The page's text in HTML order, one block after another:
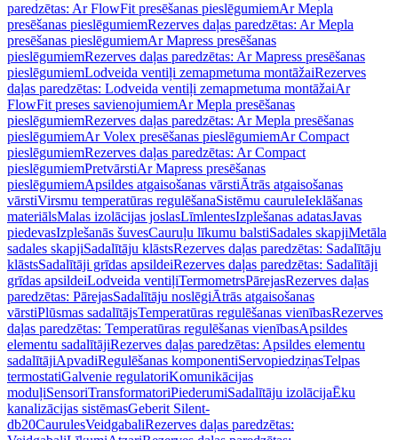
paredzētas: Ar FlowFit presēšanas pieslēgumiemAr Mepla
presēšanas pieslēgumiemRezerves daļas paredzētas: Ar Mepla
presēšanas pieslēgumiemAr Mapress presēšanas
pieslēgumiemRezerves daļas paredzētas: Ar Mapress presēšanas
pieslēgumiemLodveida ventiļi zemapmetuma montāžaiRezerves
daļas paredzētas: Lodveida ventiļi zemapmetuma montāžaiAr
FlowFit preses savienojumiemAr Mepla presēšanas
pieslēgumiemRezerves daļas paredzētas: Ar Mepla presēšanas
pieslēgumiemAr Volex presēšanas pieslēgumiemAr Compact
pieslēgumiemRezerves daļas paredzētas: Ar Compact
pieslēgumiemPretvārstiAr Mapress presēšanas
pieslēgumiemApsildes atgaisošanas vārstiĀtrās atgaisošanas
vārstiVirsmu temperatūras regulēšanaSistēmu cauruleIeklāšanas
materiālsMalas izolācijas joslasLīmlentesIzplešanas adatasJavas
piedevasIzplešanās šuvesCauruļu līkumu balstiSadales skapjiMetāla
sadales skapjiSadalītāju klāstsRezerves daļas paredzētas: Sadalītāju
klāstsSadalītāji grīdas apsildeiRezerves daļas paredzētas: Sadalītāji
grīdas apsildeiLodveida ventiļiTermometrsPārejasRezerves daļas
paredzētas: PārejasSadalītāju noslēgiĀtrās atgaisošanas
vārstiPlūsmas sadalītājsTemperatūras regulēšanas vienībasRezerves
daļas paredzētas: Temperatūras regulēšanas vienībasApsildes
elementu sadalītājiRezerves daļas paredzētas: Apsildes elementu
sadalītājiApvadiRegulēšanas komponentiServopiedziņasTelpas
termostatiGalvenie regulatoriKomunikācijas
moduļiSensoriTransformatoriPiederumiSadalītāju izolācijaĒku
kanalizācijas sistēmasGeberit Silent-
db20CaurulesVeidgabaliRezerves daļas paredzētas: